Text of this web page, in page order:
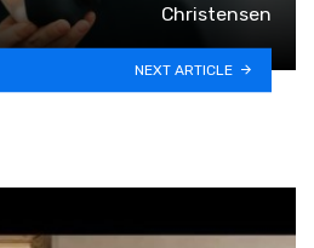
Christensen
NEXT ARTICLE